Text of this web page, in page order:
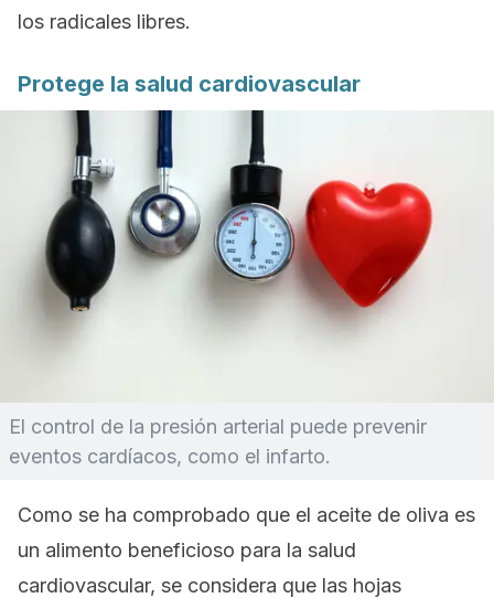
los radicales libres.
Protege la salud cardiovascular
El control de la presión arterial puede prevenir
eventos cardíacos, como el infarto.
Como se ha comprobado que el aceite de oliva es
un alimento beneficioso para la salud
cardiovascular, se considera que las hojas